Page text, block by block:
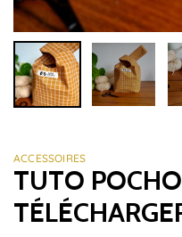
ACCESSOIRES
TUTO